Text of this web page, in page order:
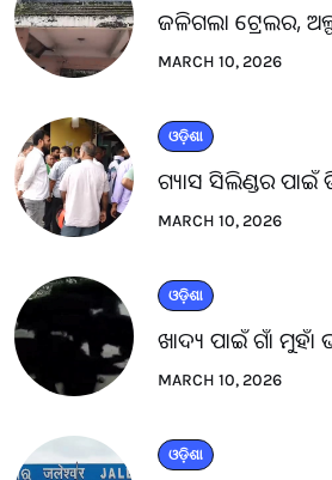
ଜଳିଗଲା ଟ୍ରେଲର,
MARCH 10, 2026
ଓଡ଼ିଶା
ଗ୍ୟାସ ସିଲିଣ୍ଡର ପାଇଁ
MARCH 10, 2026
ଓଡ଼ିଶା
ଖାଦ୍ୟ ପାଇଁ ଗାଁ
MARCH 10, 2026
ଓଡ଼ିଶା